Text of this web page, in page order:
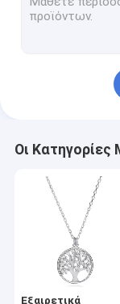
Εξαιρετικό
Εξαιρετικά
Εξαιρετικά
Οι Κατηγορίες
Εξαιρετικά